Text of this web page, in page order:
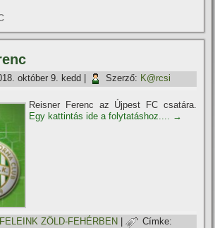
október 9. kedd Szerző: K@rcsi
Reisner Ferenc az Újpest FC csatára.
Egy kattintás ide a folytatáshoz.... →
ZÖLD-FEHÉRBEN |
Címke: